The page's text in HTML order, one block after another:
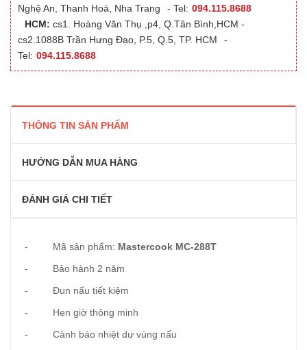
Nghệ An, Thanh Hoá, Nha Trang
- Tel: 094.115.8688
HCM: cs1. Hoàng Văn Thụ ,p4, Q.Tân Bình,HCM -
cs2.1088B Trần Hưng Đạo, P.5, Q.5, TP. HCM
-
Tel: 094.115.8688
THÔNG TIN SẢN PHẨM
HƯỚNG DẪN MUA HÀNG
ĐÁNH GIÁ CHI TIẾT
- Mã sản phẩm: Mastercook MC-288T
- Bảo hành 2 năm
- Đun nấu tiết kiệm
- Hẹn giờ thông minh
- Cảnh báo nhiệt dư vùng nấu